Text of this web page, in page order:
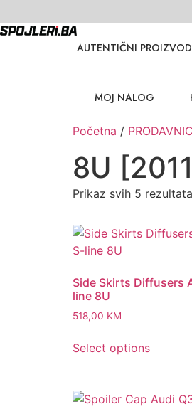
AUTENTIČNI
MOJ NALOG
Početna /
8U
Prikaz svih 5 rezultata
Side Skirts Diffusers
line 8U
518,00 KM
Select options